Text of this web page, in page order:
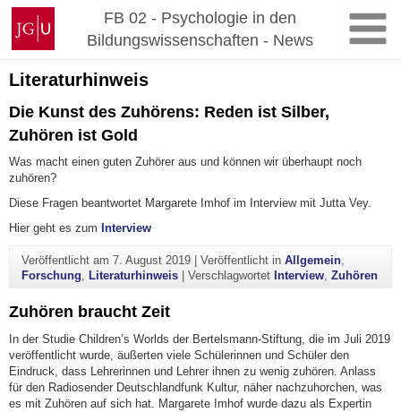
Zum
Inhalt
springen
Johannes
Gutenberg-
Universität
Mainz
FB 02 - Psychologie in den
Bildungswissenschaften - News
Literaturhinweis
Die Kunst des Zuhörens: Reden ist Silber,
Zuhören ist Gold
Was macht einen guten Zuhörer aus und können wir überhaupt noch
zuhören?
Diese Fragen beantwortet Margarete Imhof im Interview mit Jutta Vey.
Hier geht es zum Interview
Veröffentlicht am 7. August 2019| Veröffentlicht in Allgemein,
Forschung
Literaturhinweis| Verschlagwortet Interview, Zuhören
Zuhören braucht Zeit
In der Studie Children’s Worlds der Bertelsmann-Stiftung, die im Juli 2019
veröffentlicht wurde, äußerten viele Schülerinnen und Schüler den
Eindruck, dass Lehrerinnen und Lehrer ihnen zu wenig zuhören. Anlass
für den Radiosender Deutschlandfunk Kultur, näher nachzuhorchen, was
es mit Zuhören auf sich hat. Margarete Imhof wurde dazu als Expertin